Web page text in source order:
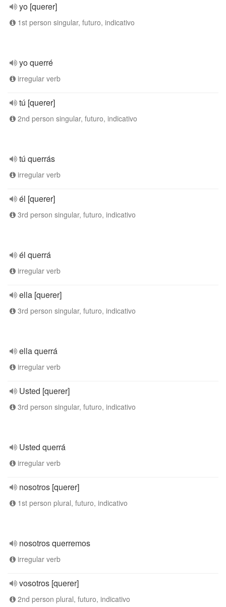
yo [querer]
1st person singular, futuro, indicativo
yo querré
irregular verb
tú [querer]
2nd person singular, futuro, indicativo
tú querrás
irregular verb
él [querer]
3rd person singular, futuro, indicativo
él querrá
irregular verb
ella [querer]
3rd person singular, futuro, indicativo
ella querrá
irregular verb
Usted [querer]
3rd person singular, futuro, indicativo
Usted querrá
irregular verb
nosotros [querer]
1st person plural, futuro, indicativo
nosotros querremos
irregular verb
vosotros [querer]
2nd person plural, futuro, indicativo